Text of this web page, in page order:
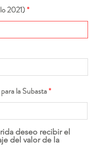
2021)
la Subasta
deseo recibir el
del valor de la